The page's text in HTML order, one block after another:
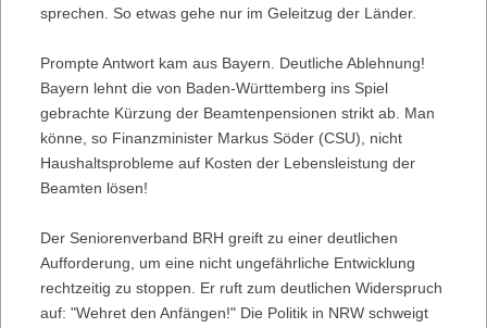
sprechen. So etwas gehe nur im Geleitzug der Länder.
Prompte Antwort kam aus Bayern. Deutliche Ablehnung!
Bayern lehnt die von Baden-Württemberg ins Spiel
gebrachte Kürzung der Beamtenpensionen strikt ab. Man
könne, so Finanzminister Markus Söder (CSU), nicht
Haushaltsprobleme auf Kosten der Lebensleistung der
Beamten lösen!
Der Seniorenverband BRH greift zu einer deutlichen
Aufforderung, um eine nicht ungefährliche Entwicklung
rechtzeitig zu stoppen. Er ruft zum deutlichen Widerspruch
auf: "Wehret den Anfängen!" Die Politik in NRW schweigt